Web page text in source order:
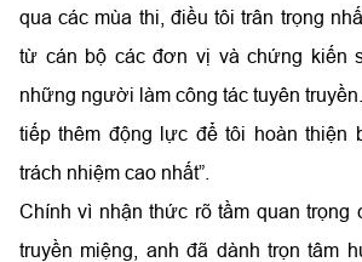
qua các mùa thi, điều tôi trân trọng
từ cán bộ các đơn vị và chứng kiến
những người làm công tác tuyên
tiếp thêm động lực để tôi hoàn thiện
trách nhiệm cao nhất”.
Chính vì nhận thức rõ tầm quan trọng
truyền miệng, anh đã dành trọn tâm